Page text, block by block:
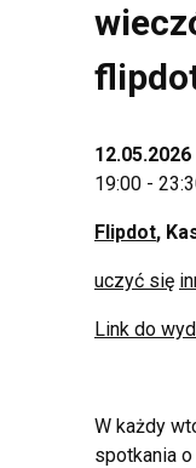
12.05.2026
19:00 -
Flipdot,
uczyć się
Link do
W każdy
spotkania